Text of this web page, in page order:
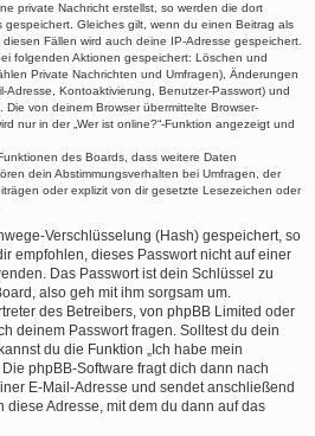
private Nachricht erstellst, so werden die dort
Gleiches gilt, wenn du einen Beitrag als
Fällen wird auch deine IP-Adresse gespeichert.
folgenden Aktionen gespeichert: Löschen und
Private Nachrichten und Umfragen), Änderungen
Adresse, Kontoaktivierung, Benutzer-Passwort) und
Die von deinem Browser übermittelte Browser-
nur in der „Wer ist online?“-Funktion angezeigt und
des Boards, dass weitere Daten
dein Abstimmungsverhalten bei Umfragen, der
oder explizit von dir gesetzte Lesezeichen oder
Verschlüsselung (Hash) gespeichert, so
empfohlen, dieses Passwort nicht auf einer
Das Passwort ist dein Schlüssel zu
also geh mit ihm sorgsam um.
des Betreibers, von phpBB Limited oder
deinem Passwort fragen. Solltest du dein
du die Funktion „Ich habe mein
phpBB-Software fragt dich dann nach
E-Mail-Adresse und sendet anschließend
Adresse, mit dem du dann auf das